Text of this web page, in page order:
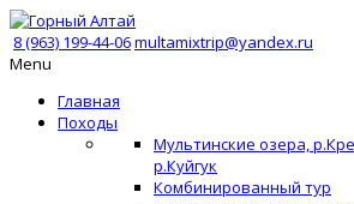
8 (963) 199-44-06multamixtrip@yandex.ru
Menu
Главная
Походы
Мультинские озера,
р.Куйгук
Комбинированный тур